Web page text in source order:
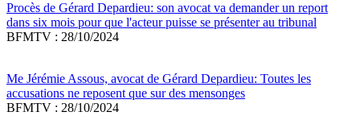
Procès de Gérard Depardieu: son avocat va demander un report
dans six mois pour que l'acteur puisse se présenter au tribunal
BFMTV : 28/10/2024
Me Jérémie Assous, avocat de Gérard Depardieu: Toutes les
accusations ne reposent que sur des mensonges
BFMTV : 28/10/2024